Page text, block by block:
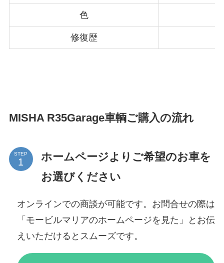
色
修復歴
MISHA R35Garage車輌ご購入の流れ
STEP
ホームページよりご希望のお車を
お選びください
オンラインでの商談が可能です。お問合せの際は
「モービルマリアのホームページを見た」とお伝
えいただけるとスムーズです。